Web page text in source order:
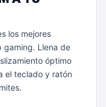
los mejores
gaming. Llena de
óptimo
el teclado y ratón